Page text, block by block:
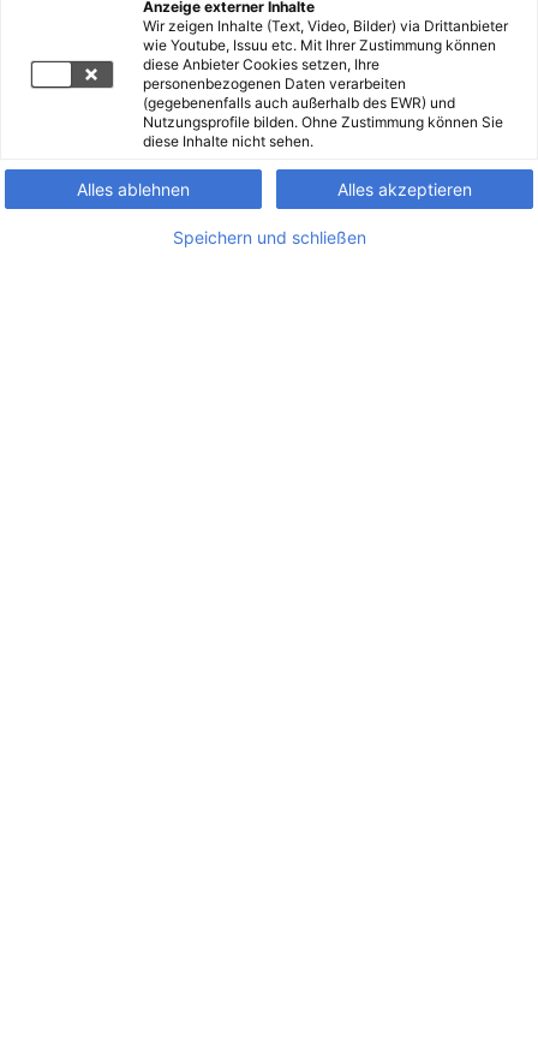
Anzeige externer Inhalte
Wir zeigen Inhalte (Text, Video, Bilder) via Drittanbieter
wie Youtube, Issuu etc. Mit Ihrer Zustimmung können
diese Anbieter Cookies setzen, Ihre
personenbezogenen Daten verarbeiten
(gegebenenfalls auch außerhalb des EWR) und
Nutzungsprofile bilden. Ohne Zustimmung können Sie
diese Inhalte nicht sehen.
Alles ablehnen Alles akzeptieren
Speichern und schließen